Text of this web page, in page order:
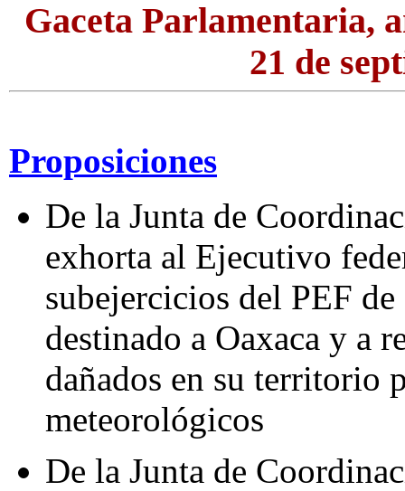
Gaceta Parlamentaria,
21 de
Proposiciones
De la Junta de
exhorta al Ejecutivo
subejercicios del PEF
destinado a Oaxaca y a
dañados en su territorio
meteorológicos
De la Junta de